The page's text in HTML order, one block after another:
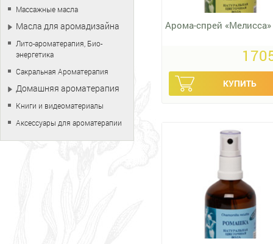
Арома-спрей «Мелисса»
Массажные масла
Масла для аромадизайна
Лито-ароматерапия, Био-
энергетика
Сакральная Ароматерапия
Домашняя ароматерапия
Книги и видеоматериалы
Аксессуары для ароматерапии